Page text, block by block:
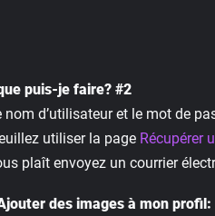
puis-je faire? #2
nom d’utilisateur et le mot de
utiliser la page Récupérer
plaît envoyez un courrier
des images à mon profil: